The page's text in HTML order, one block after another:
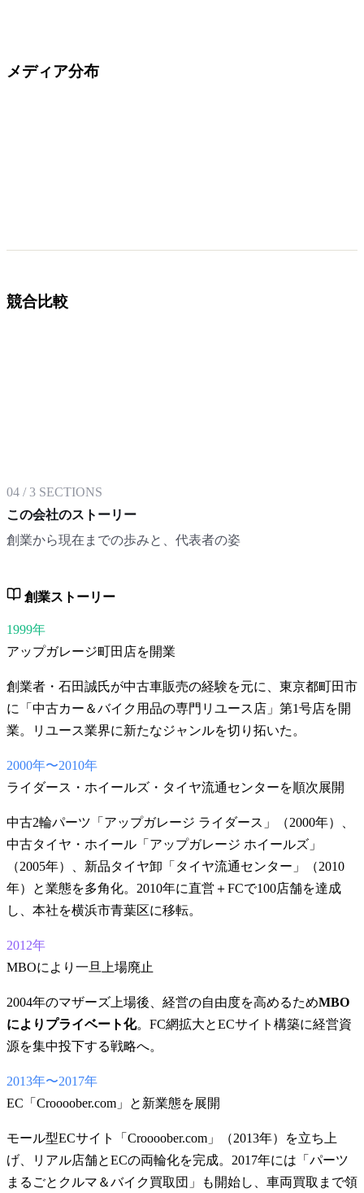
メディア分布
競合比較
04 /3 SECTIONS
この会社のストーリー
創業から現在までの歩みと、代表者の姿
創業ストーリー
1999年
アップガレージ町田店を開業
創業者・石田誠氏が中古車販売の経験を元に、東京都町田市
に「中古カー＆バイク用品の専門リユース店」第1号店を開
業。リユース業界に新たなジャンルを切り拓いた。
2000年〜2010年
ライダース・ホイールズ・タイヤ流通センターを順次展開
中古2輪パーツ「アップガレージ ライダース」（2000年）、
中古タイヤ・ホイール「アップガレージ ホイールズ」
（2005年）、新品タイヤ卸「タイヤ流通センター」（2010
年）と業態を多角化。2010年に直営＋FCで100店舗を達成
し、本社を横浜市青葉区に移転。
2012年
MBOにより一旦上場廃止
2004年のマザーズ上場後、経営の自由度を高めるためMBO
によりプライベート化。FC網拡大とECサイト構築に経営資
源を集中投下する戦略へ。
2013年〜2017年
EC「Croooober.com」と新業態を展開
モール型ECサイト「Croooober.com」（2013年）を立ち上
げ、リアル店舗とECの両輪化を完成。2017年には「パーツ
まるごとクルマ＆バイク買取団」も開始し、車両買取まで領